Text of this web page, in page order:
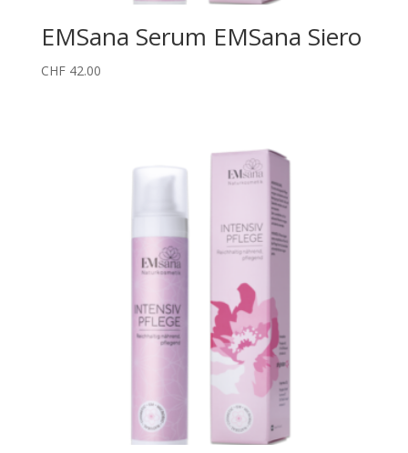
EMSana Serum EMSana Siero
CHF42.00